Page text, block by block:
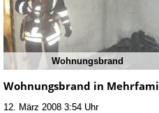
Wohnungsbrand
Wohnungsbrand in
12. März 2008 3:54 Uhr